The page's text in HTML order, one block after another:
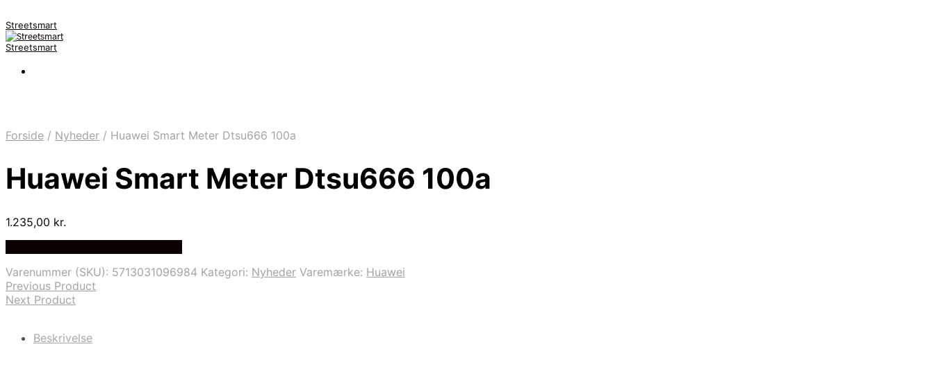
Streetsmart
Streetsmart
Forside / Nyheder / Huawei Smart Meter Dtsu666 100a
Huawei Smart Meter Dtsu666 100a
1.235,00 kr.
Varenummer (SKU): 5713031096984 Kategori: Nyheder Varemærke: Huawei
Previous Product
Next Product
Beskrivelse